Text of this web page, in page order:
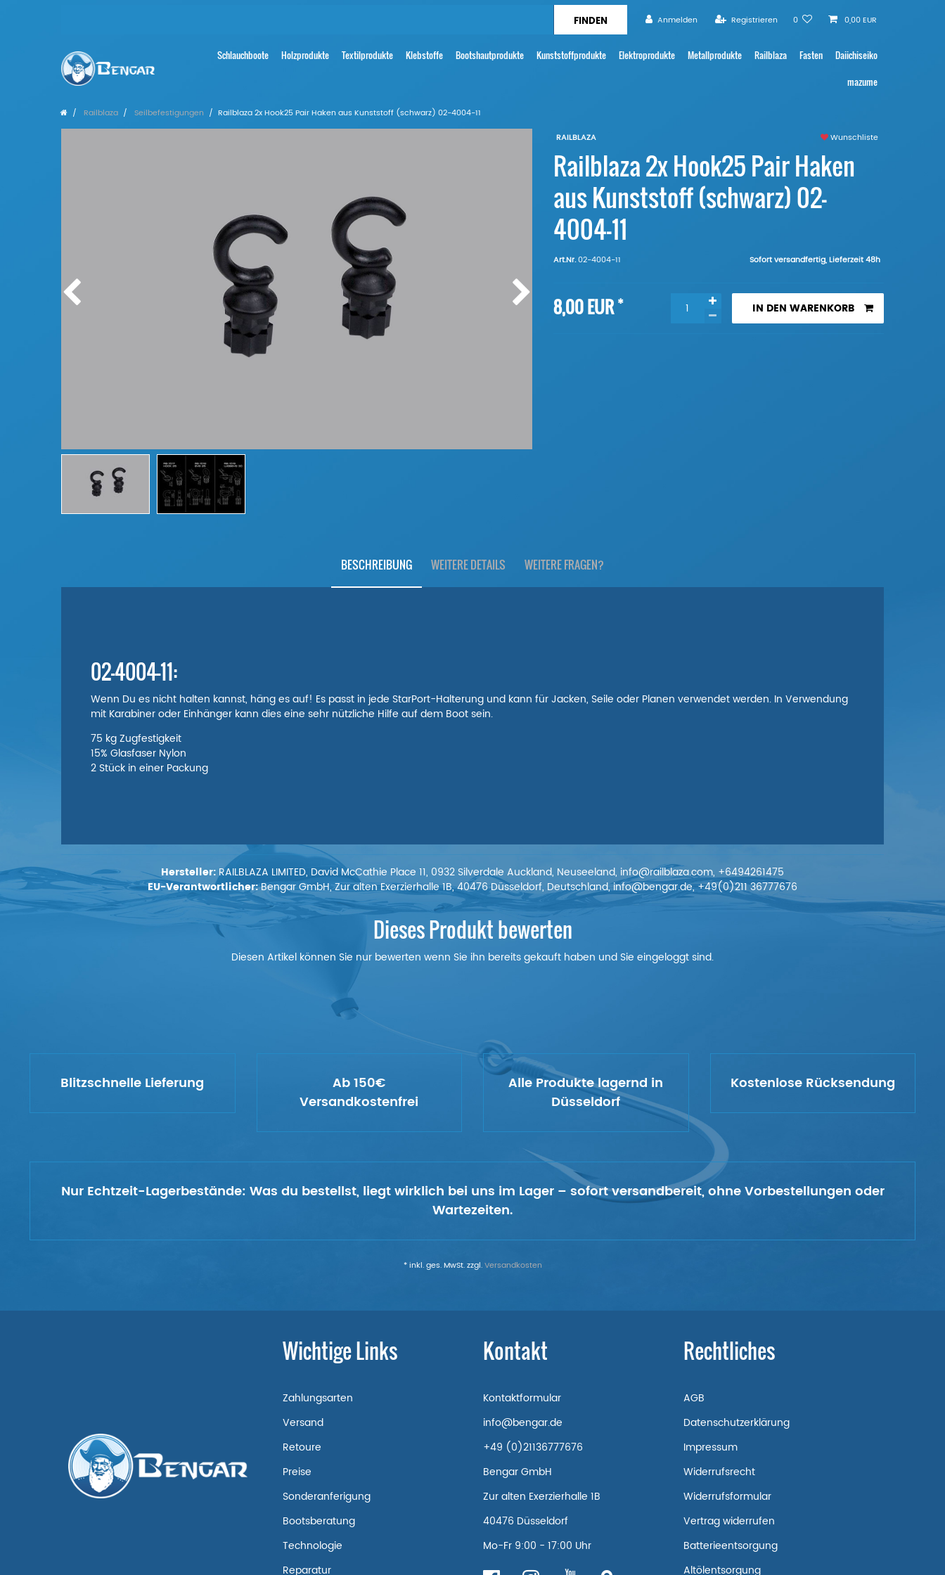
Anmelden Registrieren 0 0,00 EUR
Schlauchboote Holzprodukte Textilprodukte Klebstoffe Bootshautprodukte Kunststoffprodukte Elektroprodukte Metallprodukte Railblaza Fasten
Daiichiseiko
mazume
Railblaza Seilbefestigungen
Railblaza 2x Hook25 Pair Haken aus Kunststoff (schwarz) 02-4004-11
RAILBLAZA
Wunschliste
Railblaza 2x Hook25 Pair Haken
aus Kunststoff (schwarz) 02-
4004-11
Art.Nr.02-4004-11 Sofort versandfertig, Lieferzeit 48h
8,00 EUR* IN DEN WARENKORB
BESCHREIBUNG WEITERE DETAILS WEITERE FRAGEN?
02-4004-11:
Wenn Du es nicht halten kannst, häng es auf! Es passt in jede StarPort-Halterung und kann für Jacken, Seile oder Planen verwendet werden. In Verwendung
mit Karabiner oder Einhänger kann dies eine sehr nützliche Hilfe auf dem Boot sein.
75 kg Zugfestigkeit
15% Glasfaser Nylon
2 Stück in einer Packung
Hersteller:RAILBLAZA LIMITED, David McCathie Place 11, 0932 Silverdale Auckland, Neuseeland, info@railblaza.com, +6494261475
EU-Verantwortlicher:Bengar GmbH, Zur alten Exerzierhalle 1B, 40476 Düsseldorf, Deutschland, info@bengar.de, +49(0)211 36777676
Dieses Produkt bewerten
Diesen Artikel können Sie nur bewerten wenn Sie ihn bereits gekauft haben und Sie eingeloggt sind.
Blitzschnelle Lieferung
Ab 150€
Versandkostenfrei
Alle Produkte lagernd in
Düsseldorf
Kostenlose Rücksendung
Nur Echtzeit-Lagerbestände: Was du bestellst, liegt wirklich bei uns im Lager – sofort versandbereit, ohne Vorbestellungen oder
Wartezeiten.
* inkl. ges. MwSt. zzgl.Versandkosten
Wichtige Links
Zahlungsarten
Versand
Retoure
Preise
Sonderanferigung
Bootsberatung
Technologie
Reparatur
Kontakt
Kontaktformular
info@bengar.de
+49 (0)21136777676
Bengar GmbH
Zur alten Exerzierhalle 1B
40476 Düsseldorf
Mo-Fr 9:00 - 17:00 Uhr
Rechtliches
AGB
Datenschutzerklärung
Impressum
Widerrufsrecht
Widerrufsformular
Vertrag widerrufen
Batterieentsorgung
Altölentsorgung